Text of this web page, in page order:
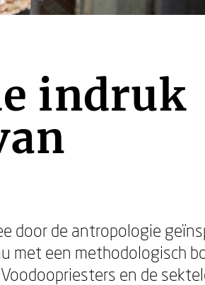
indruk
door de antropologie
met een methodologisch
en de